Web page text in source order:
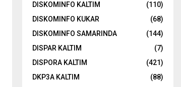
DISKOMINFO KALTIM
(110)
DISKOMINFO KUKAR
(68)
DISKOMINFO SAMARINDA
(144)
DISPAR KALTIM
(7)
DISPORA KALTIM
(421)
DKP3A KALTIM
(88)